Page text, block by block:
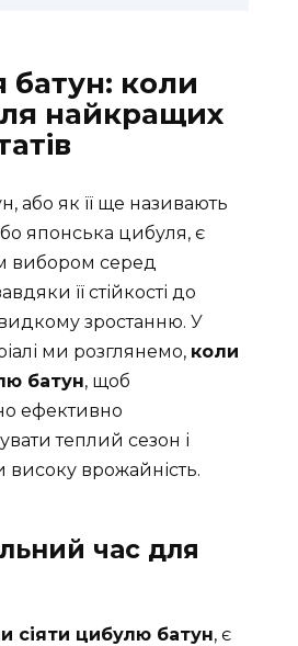
батун: коли
найкращих
або як її ще називають
японська цибуля, є
вибором серед
її стійкості до
зростанню. У
ми розглянемо, коли
батун, щоб
ефективно
теплий сезон і
високу врожайність.
час для
сіяти цибулю батун, є